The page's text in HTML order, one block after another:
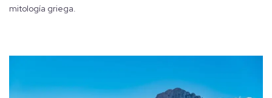
mitología griega.